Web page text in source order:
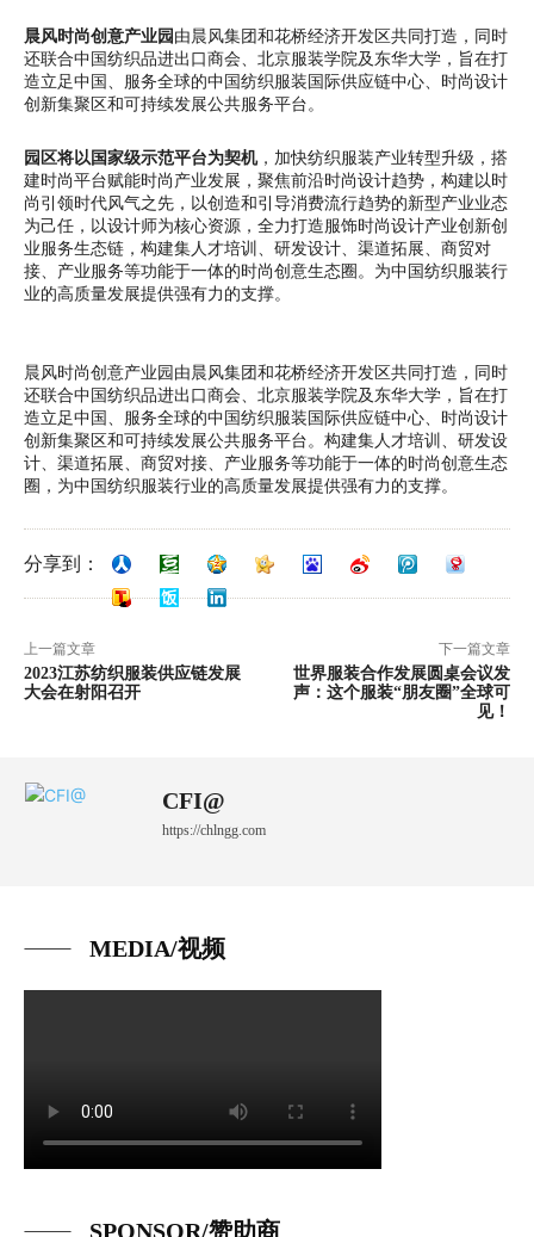
晨风时尚创意产业园 由晨风集团和花桥经济开发区共同打造，同时
还联合中国纺织品进出口商会、北京服装学院及东华大学，旨在打
造立足中国、服务全球的中国纺织服装国际供应链中心、时尚设计
创新集聚区和可持续发展公共服务平台。
园区将以国家级示范平台为契机，加快纺织服装产业转型升级，搭
建时尚平台赋能时尚产业发展，聚焦前沿时尚设计趋势，构建以时
尚引领时代风气之先，以创造和引导消费流行趋势的新型产业业态
为己任，以设计师为核心资源，全力打造服饰时尚设计产业创新创
业服务生态链，构建集人才培训、研发设计、渠道拓展、商贸对
接、产业服务等功能于一体的时尚创意生态圈。为中国纺织服装行
业的高质量发展提供强有力的支撑。
晨风时尚创意产业园由晨风集团和花桥经济开发区共同打造，同时
还联合中国纺织品进出口商会、北京服装学院及东华大学，旨在打
造立足中国、服务全球的中国纺织服装国际供应链中心、时尚设计
创新集聚区和可持续发展公共服务平台。构建集人才培训、研发设
计、渠道拓展、商贸对接、产业服务等功能于一体的时尚创意生态
圈，为中国纺织服装行业的高质量发展提供强有力的支撑。
分享到：
上一篇文章
2023江苏纺织服装供应链发展
大会在射阳召开
下一篇文章
世界服装合作发展圆桌会议发
声：这个服装“朋友圈”全球可
见！
CFI@
https://chlngg.com
MEDIA/视频
SPONSOR/赞助商